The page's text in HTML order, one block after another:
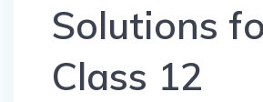
Solutions
Class 12